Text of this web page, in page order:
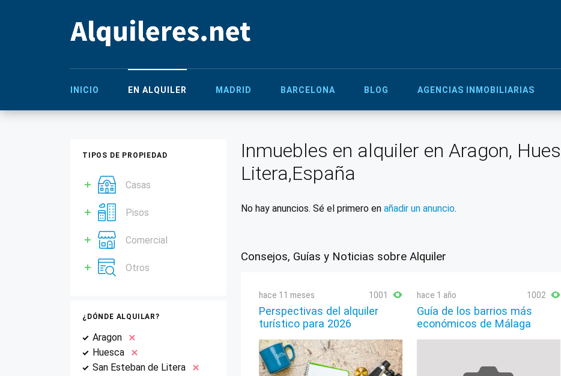
INICIO EN ALQUILER MADRID BARCELONA BLOG AGENCIAS INMOBILIARIAS
TIPOS DE PROPIEDAD
Casas
Pisos
Comercial
Otros
¿DÓNDE ALQUILAR?
Aragon
Huesca
San Esteban de Litera
Inmuebles en alquiler en Aragon,
Litera,España
No hay anuncios. Sé el primero en añadir un anuncio.
Consejos, Guías y Noticias sobre Alquiler
hace 11 meses 1001
Perspectivas del alquiler
turístico para 2026
hace 1 año 1002
Guía de los barrios más
económicos de Málaga